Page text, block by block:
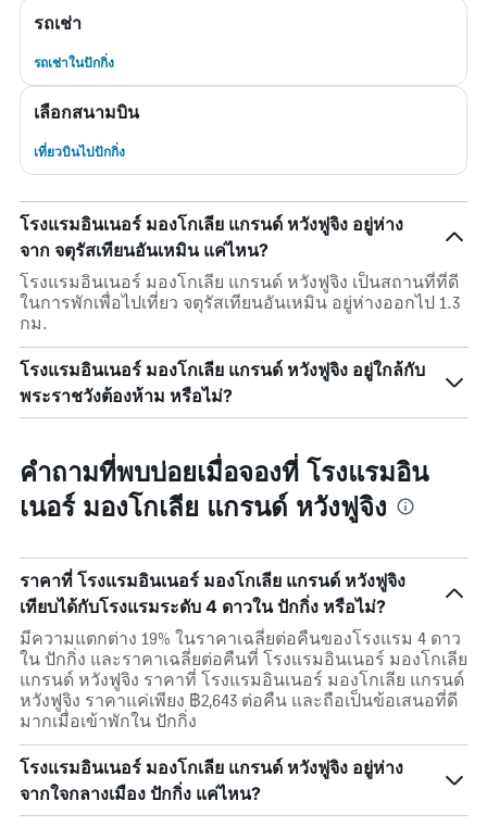
รถเช่า
รถเช่าในปักกิ่ง
เลือกสนามบิน
เที่ยวบินไปปักกิ่ง
โรงแรมอินเนอร์ มองโกเลีย แกรนด์ หวังฟูจิง อยู่ห่าง
จาก จตุรัสเทียนอันเหมิน แค่ไหน?
โรงแรมอินเนอร์ มองโกเลีย แกรนด์ หวังฟูจิง เป็นสถานที่ที่ดี
ในการพักเพื่อไปเที่ยว จตุรัสเทียนอันเหมิน อยู่ห่างออกไป 1.3
กม.
โรงแรมอินเนอร์ มองโกเลีย แกรนด์ หวังฟูจิง อยู่ใกล้กับ
พระราชวังต้องห้าม หรือไม่?
คำถามที่พบบ่อยเมื่อจองที่ โรงแรมอิน
เนอร์ มองโกเลีย แกรนด์ หวังฟูจิง
ราคาที่ โรงแรมอินเนอร์ มองโกเลีย แกรนด์ หวังฟูจิง
เทียบได้กับโรงแรมระดับ 4 ดาวใน ปักกิ่ง หรือไม่?
มีความแตกต่าง 19% ในราคาเฉลี่ยต่อคืนของโรงแรม 4 ดาว
ใน ปักกิ่ง และราคาเฉลี่ยต่อคืนที่ โรงแรมอินเนอร์ มองโกเลีย
แกรนด์ หวังฟูจิง ราคาที่ โรงแรมอินเนอร์ มองโกเลีย แกรนด์
หวังฟูจิง ราคาแค่เพียง ฿2,643 ต่อคืน และถือเป็นข้อเสนอที่ดี
มากเมื่อเข้าพักใน ปักกิ่ง
โรงแรมอินเนอร์ มองโกเลีย แกรนด์ หวังฟูจิง อยู่ห่าง
จากใจกลางเมือง ปักกิ่ง แค่ไหน?